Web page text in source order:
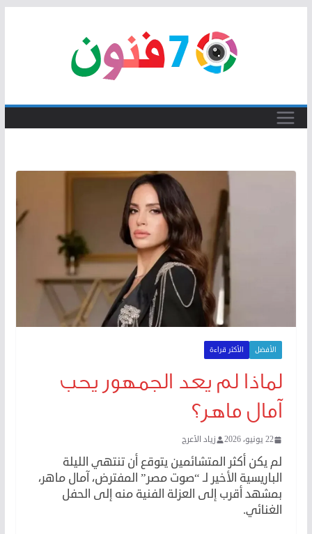
الأفضل الأكثر قراءة
لماذا لم يعد الجمهور يحب
آمال ماهر؟
22 يونيو، 2026 زياد الأعرج
لم يكن أكثر المتشائمين يتوقع أن تنتهي الليلة
الباريسية الأخير لـ “صوت مصر” المفترض، آمال ماهر،
بمشهد أقرب إلى العزلة الفنية منه إلى الحفل
الغنائي.